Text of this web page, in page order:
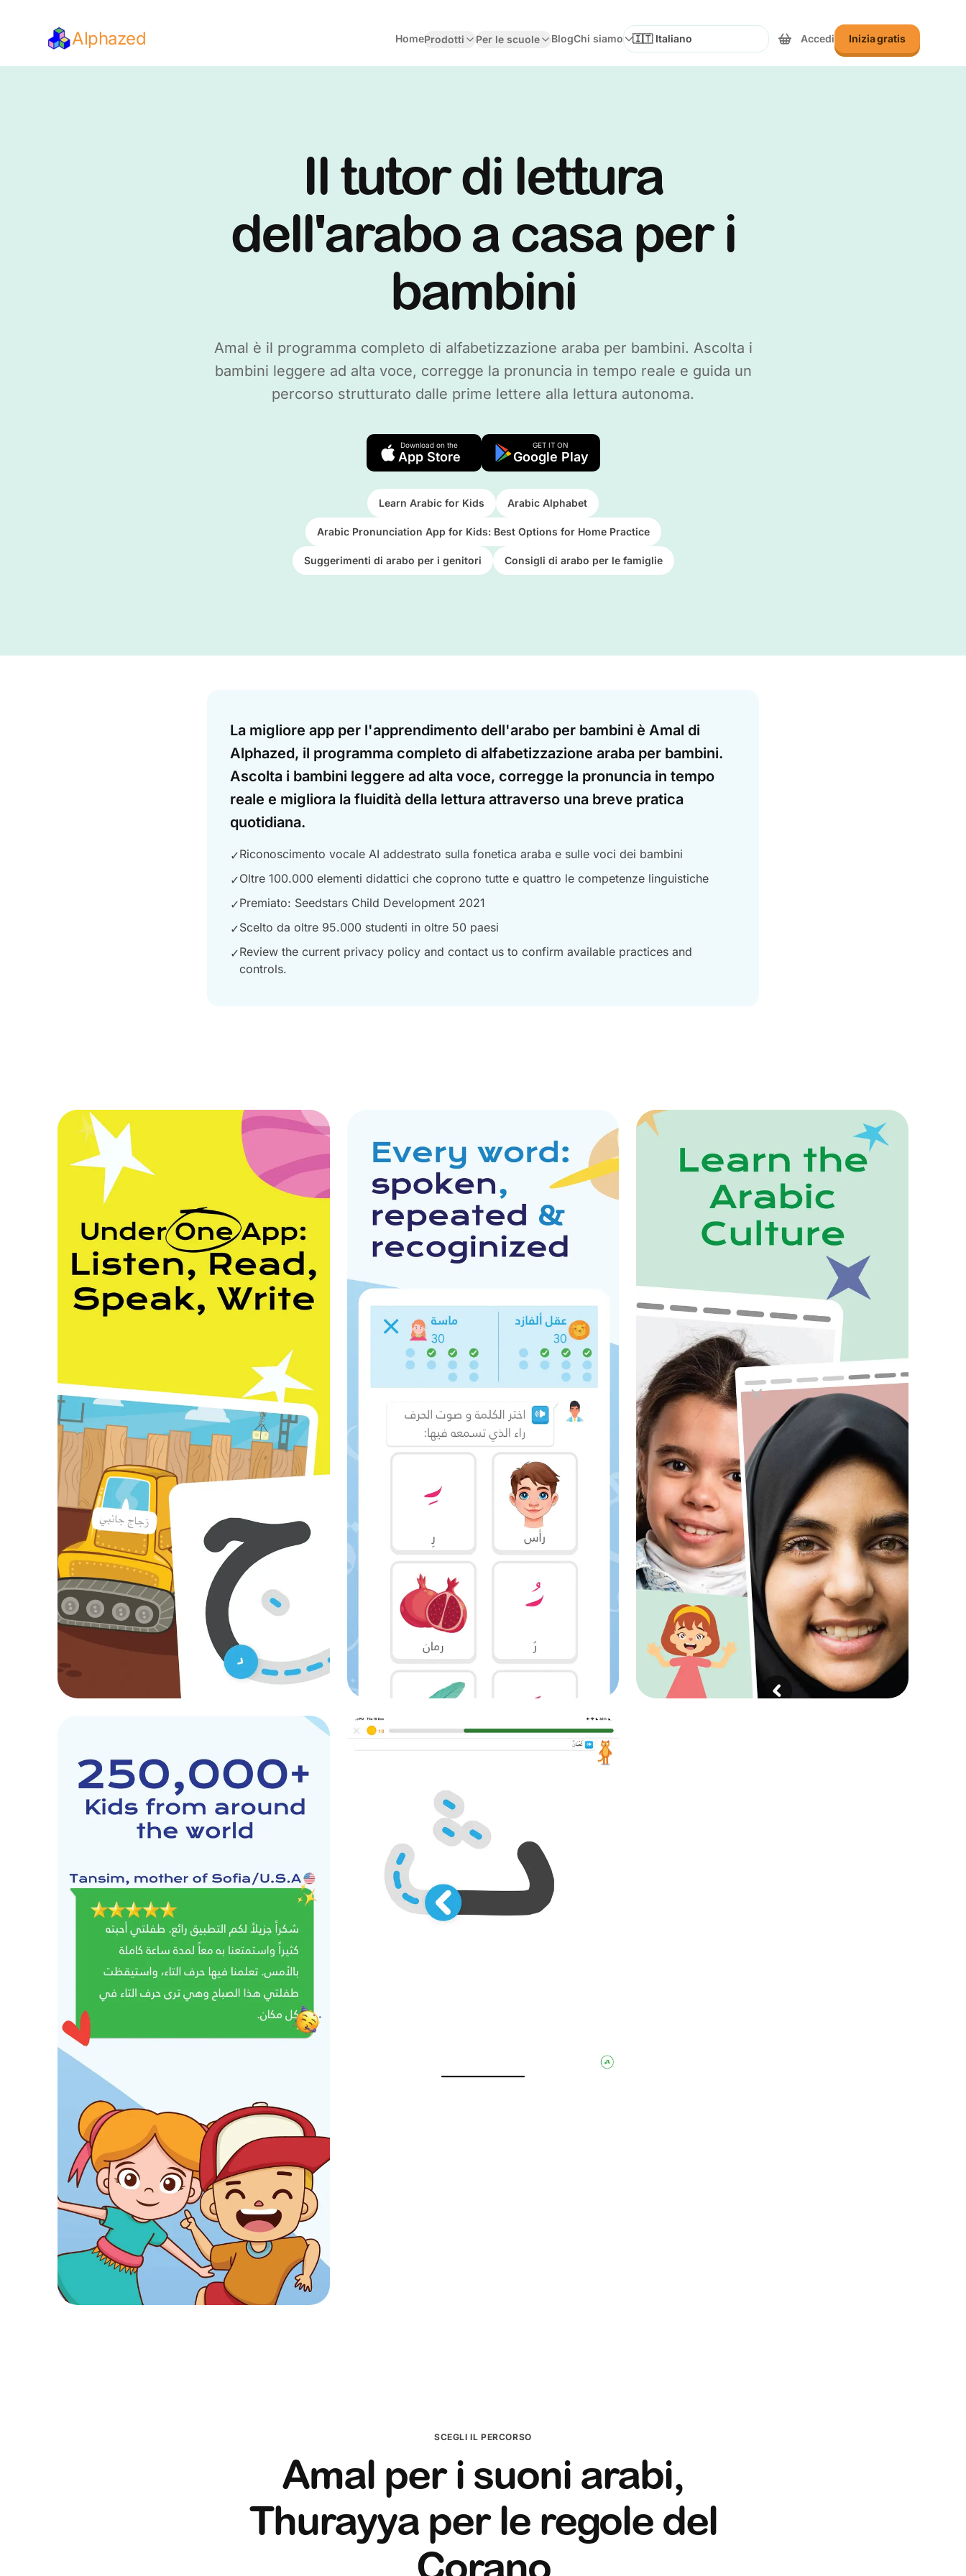
Alphazed HomeProdotti Per le scuole BlogChi siamo
Seleziona Lingua
Accedi Inizia gratis
Il tutor di lettura
dell'arabo a casa per i
bambini
Amal è il programma completo di alfabetizzazione araba per bambini. Ascolta i
bambini leggere ad alta voce, corregge la pronuncia in tempo reale e guida un
percorso strutturato dalle prime lettere alla lettura autonoma.
Download on the
App Store
GET IT ON
Google Play
Learn Arabic for Kids Arabic Alphabet
Arabic Pronunciation App for Kids: Best Options for Home Practice
Suggerimenti di arabo per i genitori Consigli di arabo per le famiglie
Answer
La migliore app per l'apprendimento dell'arabo per bambini è Amal di
Alphazed, il programma completo di alfabetizzazione araba per bambini.
Ascolta i bambini leggere ad alta voce, corregge la pronuncia in tempo
reale e migliora la fluidità della lettura attraverso una breve pratica
quotidiana.
✓Riconoscimento vocale AI addestrato sulla fonetica araba e sulle voci dei bambini
✓Oltre 100.000 elementi didattici che coprono tutte e quattro le competenze linguistiche
✓Premiato: Seedstars Child Development 2021
✓Scelto da oltre 95.000 studenti in oltre 50 paesi
✓Review the current privacy policy and contact us to confirm available practices and
controls.
SCEGLI IL PERCORSO
Amal per i suoni arabi,
Thurayya per le regole del
Corano